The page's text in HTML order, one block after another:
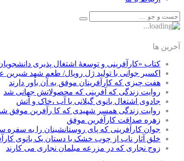
آخرین ها
کتاب «کارآفرینی و توسعۀ اشتغال پذیری
اکسیر جوانی با تولید ژل رویال/ طعم شهد
هفت چیزی که کارآفرینان موفق به آن باور دارند
روایت زندگی که آفرینی که محصولاتش جهانی شد
جادوی اشتغال بانوی گیلانی با آب ،خاک و آتش
روایت زندگی همسر شهیدی که کا رآفرین موفق
زهره صداقت کارآفرین موفق
جوان کارآفرینی که پای روستانشینان را به سفره
خلق آثار ناب از چوب خشک با دستان یک بانوی
زوج نجاری که در مزرعه مبلمان نجاری می کارند